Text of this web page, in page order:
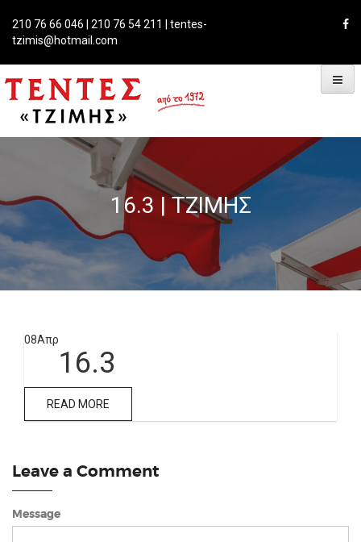
content
210 76 66 046 | 210 76 54 211 | tentes-
tzimis@hotmail.com
16.3 | ΤΖΊΜΗΣ
08Απρ
16.3
READ MORE
Leave a Comment
Message